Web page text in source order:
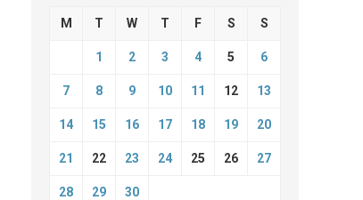
M T W T F S S
1 2 3 4 5 6
7 8 9 10 11 12 13
14 15 16 17 18 19 20
21 22 23 24 25 26 27
28 29 30